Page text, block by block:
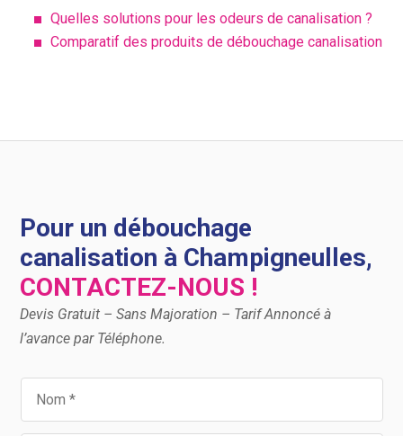
Quelles solutions pour les odeurs de canalisation ?
Comparatif des produits de débouchage canalisation
Pour un débouchage
canalisation à Champigneulles,
CONTACTEZ-NOUS !
Devis Gratuit – Sans Majoration – Tarif Annoncé à
l’avance par Téléphone.